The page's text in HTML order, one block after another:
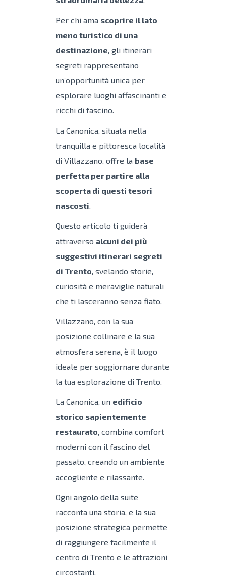
Per chi ama scoprire il lato
meno turistico di una
destinazione, gli itinerari
segreti rappresentano
un’opportunità unica per
esplorare luoghi affascinanti e
ricchi di fascino.
La Canonica, situata nella
tranquilla e pittoresca località
di Villazzano, offre la base
perfetta per partire alla
scoperta di questi tesori
nascosti.
Questo articolo ti guiderà
attraverso alcuni dei più
suggestivi itinerari segreti
di Trento, svelando storie,
curiosità e meraviglie naturali
che ti lasceranno senza fiato.
Villazzano, con la sua
posizione collinare e la sua
atmosfera serena, è il luogo
ideale per soggiornare durante
la tua esplorazione di Trento.
La Canonica, un edificio
storico sapientemente
restaurato, combina comfort
moderni con il fascino del
passato, creando un ambiente
accogliente e rilassante.
Ogni angolo della suite
racconta una storia, e la sua
posizione strategica permette
di raggiungere facilmente il
centro di Trento e le attrazioni
circostanti.